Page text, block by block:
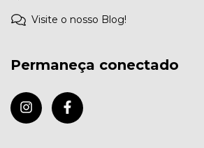
Visite o nosso Blog!
Permaneça conectado